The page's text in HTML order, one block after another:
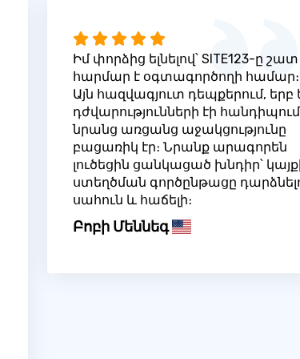
Իմ փորձից ելնելով՝ SITE123-ը շատ
հարմար է օգտագործողի համար։
Այն հազվագյուտ դեպքերում, երբ
դժվարությունների էի
նրանց առցանց աջակցությունը
բացառիկ էր։ Նրանք արագորեն
լուծեցին ցանկացած խնդիր՝
ստեղծման գործընթացը
սահուն և հաճելի։
Բոբի Մեննեգ